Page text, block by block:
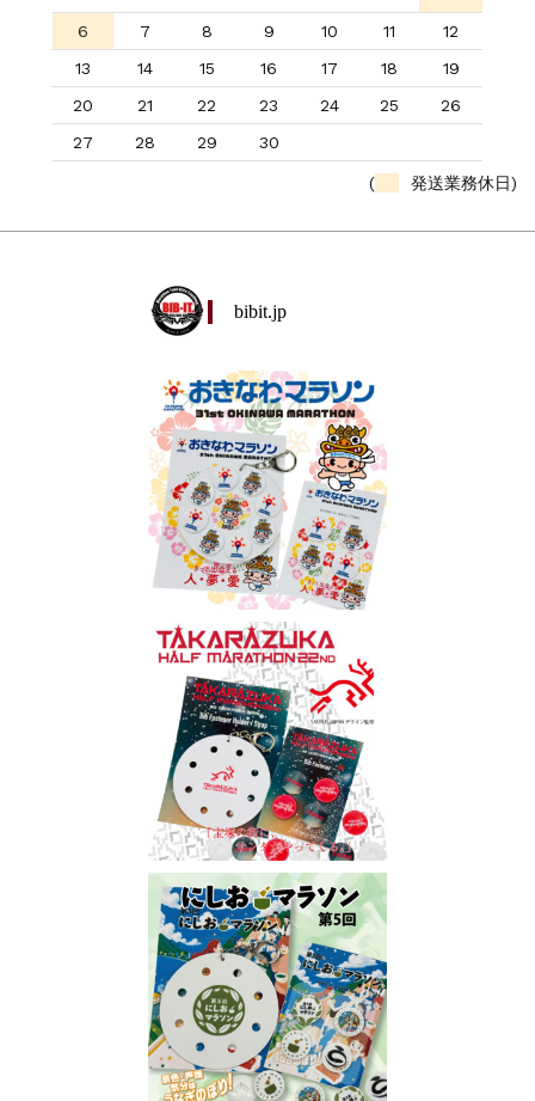
6
7 8 9 10 11
12
13
14 15 16 17 18
19
20
21 22 23 24 25
26
27
28 29 30
( 発送業務休日)
bibit.jp